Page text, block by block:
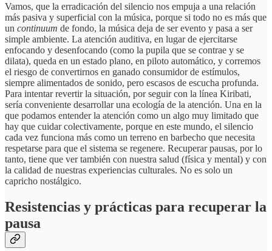
Vamos, que la erradicación del silencio nos empuja a una relación
más pasiva y superficial con la música, porque si todo no es más que
un continuum de fondo, la música deja de ser evento y pasa a ser
simple ambiente. La atención auditiva, en lugar de ejercitarse
enfocando y desenfocando (como la pupila que se contrae y se
dilata), queda en un estado plano, en piloto automático, y corremos
el riesgo de convertirnos en ganado consumidor de estímulos,
siempre alimentados de sonido, pero escasos de escucha profunda.
Para intentar revertir la situación, por seguir con la línea Kiribati,
sería conveniente desarrollar una ecología de la atención. Una en la
que podamos entender la atención como un algo muy limitado que
hay que cuidar colectivamente, porque en este mundo, el silencio
cada vez funciona más como un terreno en barbecho que necesita
respetarse para que el sistema se regenere. Recuperar pausas, por lo
tanto, tiene que ver también con nuestra salud (física y mental) y con
la calidad de nuestras experiencias culturales. No es solo un
capricho nostálgico.
Resistencias y prácticas para recuperar la
pausa